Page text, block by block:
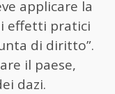
applicare la
effetti pratici
di diritto”.
il paese,
dazi.